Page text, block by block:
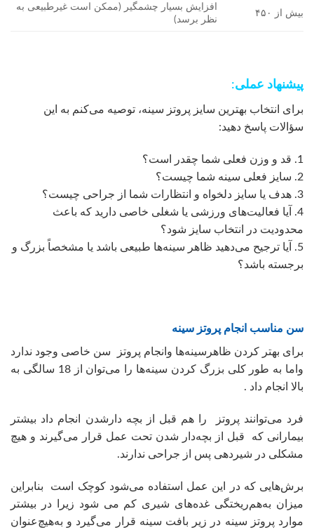
بیش از ۴۵۰
افزایش بسیار چشمگیر (ممکن است غیرطبیعی به
نظر برسد)
پیشنهاد عملی:
برای انتخاب بهترین سایز پروتز سینه، توصیه می‌کنم به این
سؤالات پاسخ دهید:
1. قد و وزن فعلی شما چقدر است؟
2. سایز فعلی سینه شما چیست؟
3. هدف یا سایز دلخواه و انتظارات شما از جراحی چیست؟
4. آیا فعالیت‌های ورزشی یا شغلی خاصی دارید که باعث
محدودیت در انتخاب سایز شود؟
5. آیا ترجیح می‌دهید ظاهر سینه‌ها طبیعی باشد یا مشخصاً بزرگ و
برجسته باشد؟
سن مناسب انجام پروتز سینه‌
برای بهتر کردن ظاهرسینه‌ها وانجام پروتز سن خاصی وجود ندارد
واما به طور کلی بزرگ کردن سینه‌ها را می‌توان از 18 سالگی به
بالا انجام داد .
فرد می‌توانند پروتز را هم قبل از بچه دارشدن انجام داد بیشتر
بیمارانی که قبل از بچه‌دار شدن تحت عمل قرار می‌گیرند و هیچ
مشکلی در شیردهی پس از جراحی ندارند.
برش‌هایی که در این عمل استفاده می‌شود کوچک است بنابراین
میزان به‌هم‌ریختگی غده‌های شیری کم می شود زیرا در بیشتر
موارد پروتز سینه در زیر بافت سینه قرار می‌گیرد و به‌هیچ‌عنوان